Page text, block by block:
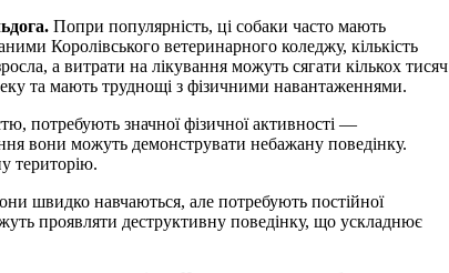
Попри популярність, ці собаки часто мають
Королівського ветеринарного коледжу, кількість
а витрати на лікування можуть сягати кількох тисяч
та мають труднощі з фізичними навантаженнями.
потребують значної фізичної активності —
вони можуть демонструвати небажану поведінку.
територію.
швидко навчаються, але потребують постійної
проявляти деструктивну поведінку, що ускладнює